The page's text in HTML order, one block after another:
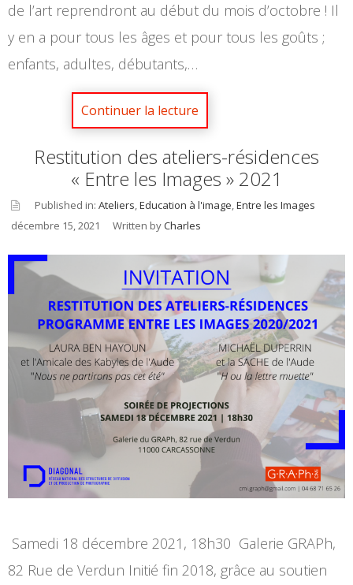
de l’art reprendront au début du mois d’octobre ! Il
y en a pour tous les âges et pour tous les goûts ;
enfants, adultes, débutants,…
Restitution des ateliers-résidences
« Entre les Images » 2021
asid
Published in: Ateliers Education à l'image Entre les Images
décembre 15, 2021
Written byCharles
Samedi 18 décembre 2021, 18h30 Galerie GRAPh,
82 Rue de Verdun Initié fin 2018, grâce au soutien